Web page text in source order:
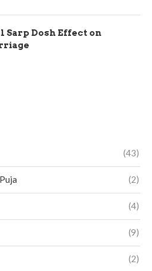
Sarp Dosh Effect on
(43)
(2)
(4)
(9)
(2)